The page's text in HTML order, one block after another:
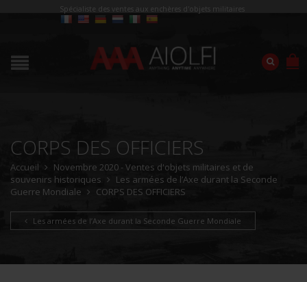
Spécialiste des ventes aux enchères d'objets militaires
CORPS DES OFFICIERS
Accueil
Novembre 2020 - Ventes d'objets militaires et de
souvenirs historiques
Les armées de l’Axe durant la Seconde
Guerre Mondiale
CORPS DES OFFICIERS
Les armées de l’Axe durant la Seconde Guerre Mondiale